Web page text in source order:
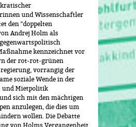
und Wissenschaftler
den "doppelten
Andrej Holm als
kennzeichnet vor
der rot-rot-grünen
vorrangig der
soziale Wende in der
und Mietpolitik
sich mit den mächtigen
anzulegen, die dies um
wollen. Die Debatte
von Holms Vergangenheit